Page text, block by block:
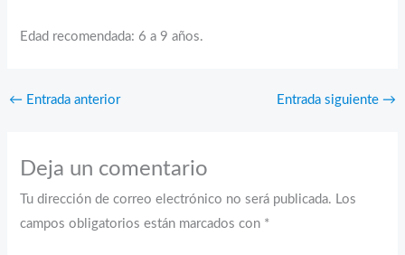
Edad recomendada: 6 a 9 años.
← Entrada anterior Entrada siguiente →
Deja un comentario
Tu dirección de correo electrónico no será publicada. Los
campos obligatorios están marcados con *